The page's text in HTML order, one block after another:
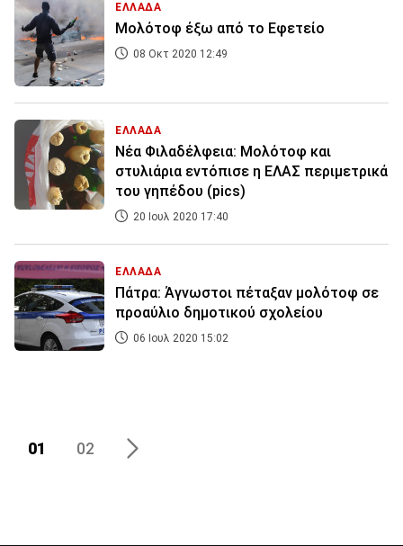
ΕΛΛΑΔΑ
Μολότοφ έξω από το Εφετείο
08 Οκτ 2020 12:49
ΕΛΛΑΔΑ
Νέα Φιλαδέλφεια: Μολότοφ και
στυλιάρια εντόπισε η ΕΛΑΣ περιμετρικά
του γηπέδου (pics)
20 Ιουλ 2020 17:40
ΕΛΛΑΔΑ
Πάτρα: Άγνωστοι πέταξαν μολότοφ σε
προαύλιο δημοτικού σχολείου
06 Ιουλ 2020 15:02
01 02